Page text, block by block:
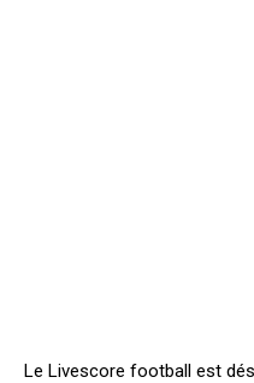
Le Livescore football est